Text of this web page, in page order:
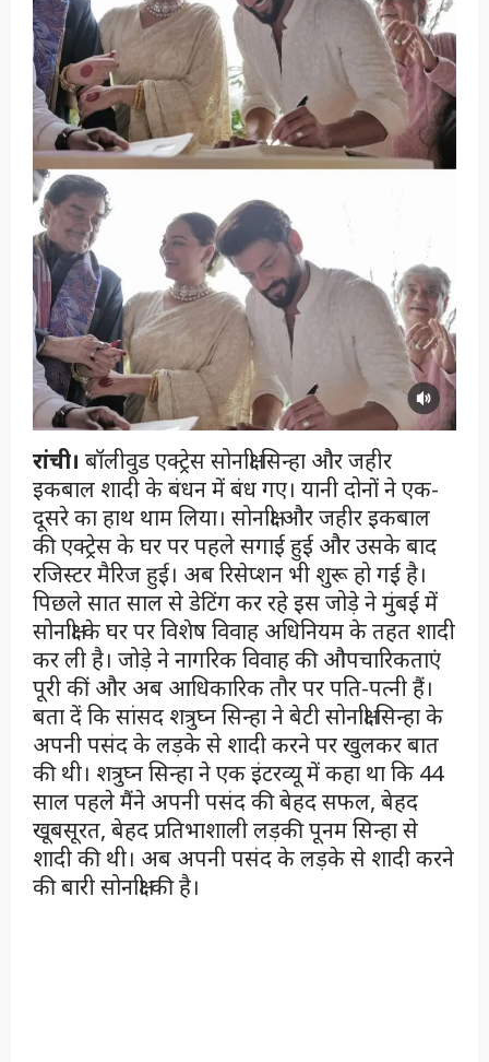
रांची। बॉलीवुड एक्ट्रेस सोनाक्षी सिन्हा और जहीर
इकबाल शादी के बंधन में बंध गए। यानी दोनों ने एक-
दूसरे का हाथ थाम लिया। सोनाक्षी और जहीर इकबाल
की एक्ट्रेस के घर पर पहले सगाई हुई और उसके बाद
रजिस्टर मैरिज हुई। अब रिसेप्शन भी शुरू हो गई है।
पिछले सात साल से डेटिंग कर रहे इस जोड़े ने मुंबई में
सोनाक्षी के घर पर विशेष विवाह अधिनियम के तहत शादी
कर ली है। जोड़े ने नागरिक विवाह की औपचारिकताएं
पूरी कीं और अब आधिकारिक तौर पर पति-पत्नी हैं।
बता दें कि सांसद शत्रुघ्न सिन्हा ने बेटी सोनाक्षी सिन्हा के
अपनी पसंद के लड़के से शादी करने पर खुलकर बात
की थी। शत्रुघ्न सिन्हा ने एक इंटरव्यू में कहा था कि 44
साल पहले मैंने अपनी पसंद की बेहद सफल, बेहद
खूबसूरत, बेहद प्रतिभाशाली लड़की पूनम सिन्हा से
शादी की थी। अब अपनी पसंद के लड़के से शादी करने
की बारी सोनाक्षी की है।